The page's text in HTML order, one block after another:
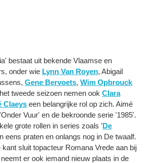
bestaat uit bekende Vlaamse en
onder wie Lynn Van Royen, Abigail
Gene Bervoets, Wim Opbrouck
tweede seizoen nemen ook Clara
Claeys een belangrijke rol op zich. Aimé
Vuur' en de bekroonde serie '1985'.
grote rollen in series zoals 'De
eens praten en onlangs nog in De twaalf.
sluit topacteur Romana Vrede aan bij
er ook iemand nieuw plaats in de